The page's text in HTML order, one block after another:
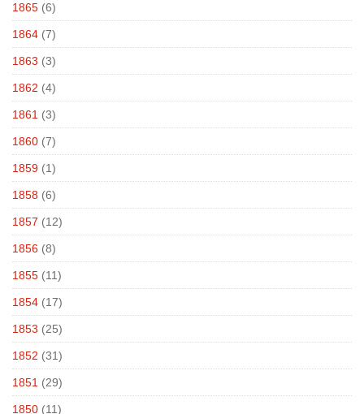
1865 (6)
1864 (7)
1863 (3)
1862 (4)
1861 (3)
1860 (7)
1859 (1)
1858 (6)
1857 (12)
1856 (8)
1855 (11)
1854 (17)
1853 (25)
1852 (31)
1851 (29)
1850 (11)